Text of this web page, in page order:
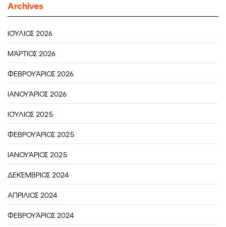
Archives
ΙΟΎΛΙΟΣ 2026
ΜΆΡΤΙΟΣ 2026
ΦΕΒΡΟΥΆΡΙΟΣ 2026
ΙΑΝΟΥΆΡΙΟΣ 2026
ΙΟΎΛΙΟΣ 2025
ΦΕΒΡΟΥΆΡΙΟΣ 2025
ΙΑΝΟΥΆΡΙΟΣ 2025
ΔΕΚΈΜΒΡΙΟΣ 2024
ΑΠΡΊΛΙΟΣ 2024
ΦΕΒΡΟΥΆΡΙΟΣ 2024